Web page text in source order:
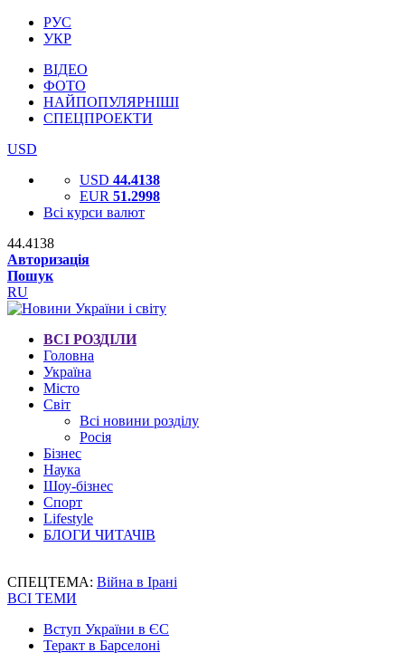
РУС
УКР
ВІДЕО
ФОТО
НАЙПОПУЛЯРНІШІ
СПЕЦПРОЕКТИ
USD
USD 44.4138
EUR 51.2998
Всі курси валют
44.4138
Авторизація
Пошук
RU
ВСІ РОЗДІЛИ
Головна
Україна
Місто
Світ
Всі новини розділу
Росія
Бізнес
Наука
Шоу-бізнес
Спорт
Lifestyle
БЛОГИ ЧИТАЧІВ
СПЕЦТЕМА: Війна в Ірані
ВСІ ТЕМИ
Вступ України в ЄС
Теракт в Барселоні